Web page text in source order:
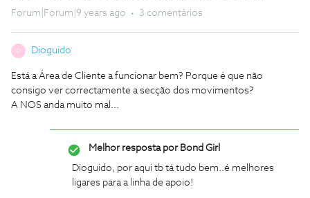
Forum|Forum|9 years ago 3 comentários
D Dioguido
Está a Área de Cliente a funcionar bem? Porque é que não
consigo ver correctamente a secção dos movimentos?
A NOS anda muito mal...
Melhor resposta porBond Girl
Dioguido, por aqui tb tá tudo bem..é melhores
ligares para a linha de apoio!